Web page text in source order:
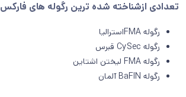
تعدادی ازشناخته شده ترین رگوله های فارکس
رگوله FMAاسترالیا
رگوله CySec قبرس
رگوله FMA لیختن اشتاین
رگوله BaFIN آلمان